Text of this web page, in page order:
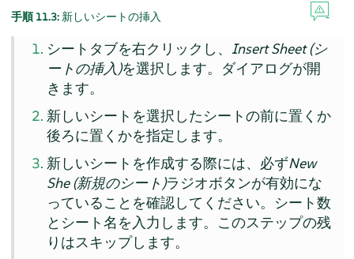
手順 11.3: 新しいシートの挿入
シートタブを右クリックし、Insert Sheet (シ
ートの挿入)を選択します。ダイアログが開
きます。
新しいシートを選択したシートの前に置くか
後ろに置くかを指定します。
新しいシートを作成する際には、必ずNew
She (新規のシート)ラジオボタンが有効にな
っていることを確認してください。シート数
とシート名を入力します。このステップの残
りはスキップします。